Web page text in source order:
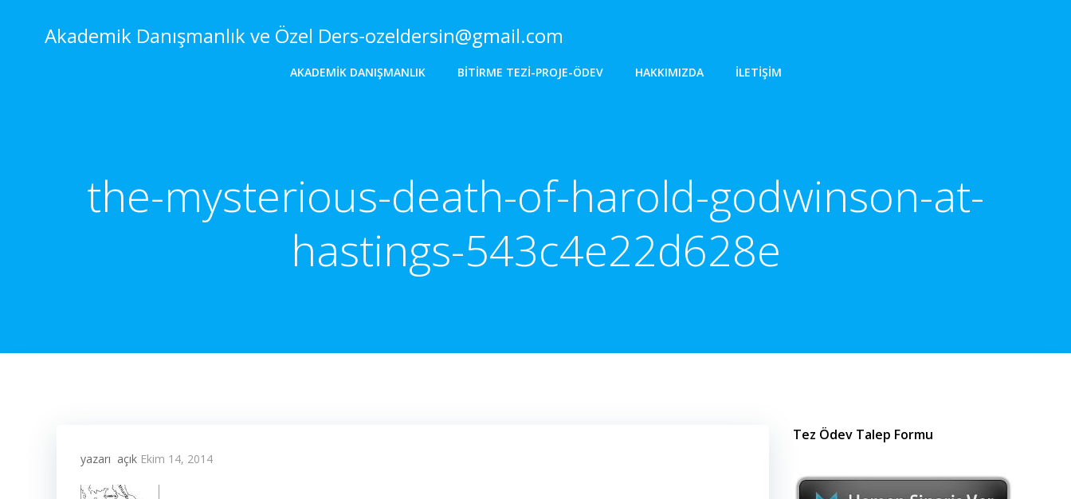
Akademik Danışmanlık ve Özel Ders-ozeldersin@gmail.com
AKADEMIK DANIŞMANLIK BITIRME TEZI-PROJE-ÖDEV HAKKIMIZDA İLETIŞIM
the-mysterious-death-of-harold-godwinson-at-
hastings-543c4e22d628e
yazarı açık Ekim 14, 2014
Tez Ödev Talep Formu